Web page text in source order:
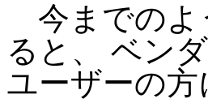
今までのよ
ると、 ベン
ユーザーの